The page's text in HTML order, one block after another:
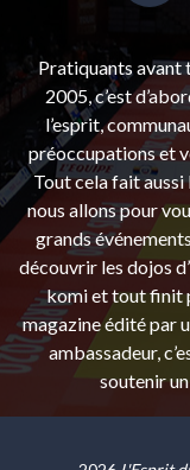
Pratiquants
2005, c’est
l’esprit,
préoccupations et
Tout cela fait aussi
nous allons pour
grands
découvrir les dojos
komi et tout finit
magazine édité par
ambassadeur,
soutenir